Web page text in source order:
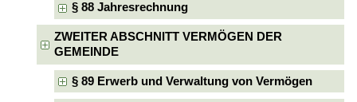
§ 88 Jahresrechnung
ZWEITER ABSCHNITT VERMÖGEN DER
GEMEINDE
§ 89 Erwerb und Verwaltung von Vermögen